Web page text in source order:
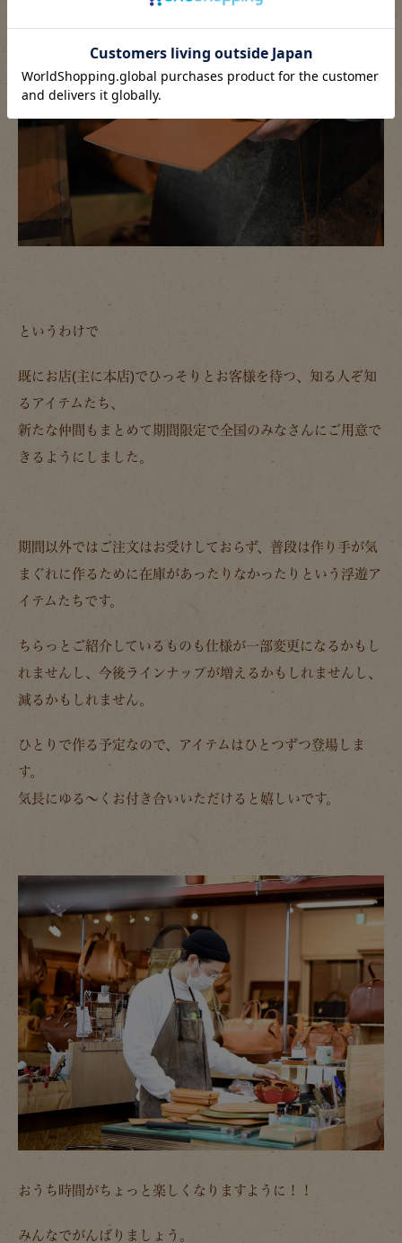
というわけで
既にお店(主に本店)でひっそりとお客様を待つ、知る人ぞ知
るアイテムたち、
新たな仲間もまとめて期間限定で全国のみなさんにご用意で
きるようにしました。
期間以外ではご注文はお受けしておらず、普段は作り手が気
まぐれに作るために在庫があったりなかったりという浮遊ア
イテムたちです。
ちらっとご紹介しているものも仕様が一部変更になるかもし
れませんし、今後ラインナップが増えるかもしれませんし、
減るかもしれません。
ひとりで作る予定なので、アイテムはひとつずつ登場しま
す。
気長にゆる～くお付き合いいただけると嬉しいです。
おうち時間がちょっと楽しくなりますように！！
みんなでがんばりましょう。